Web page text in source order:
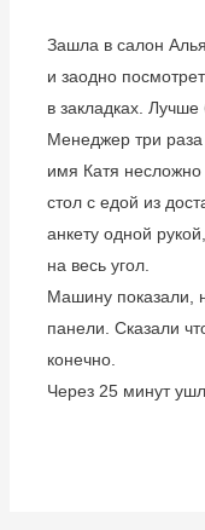
Зашла в салон
и заодно
в закладках.
Менеджер три
имя Катя
стол с едой из
анкету одной
на весь угол.
Машину показали,
панели. Сказали
конечно.
Через 25 минут